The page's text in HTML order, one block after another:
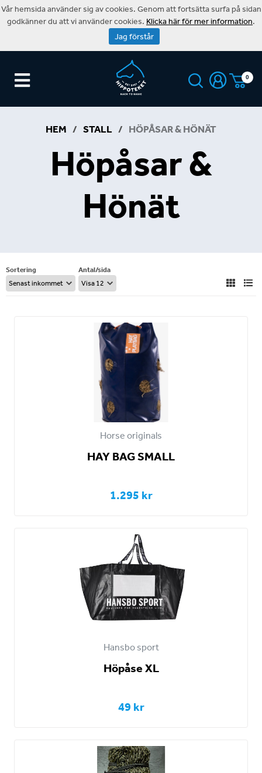
0
HEM / STALL / HÖPÅSAR & HÖNÄT
Höpåsar &
Hönät
Sortering Antal/sida
Horse originals
HAY BAG SMALL
1.295 kr
Hansbo sport
Höpåse XL
49 kr
Vår hemsida använder sig av cookies. Genom att fortsätta surfa på sidan
godkänner du att vi använder cookies. Klicka här för mer information.
Jag förstår